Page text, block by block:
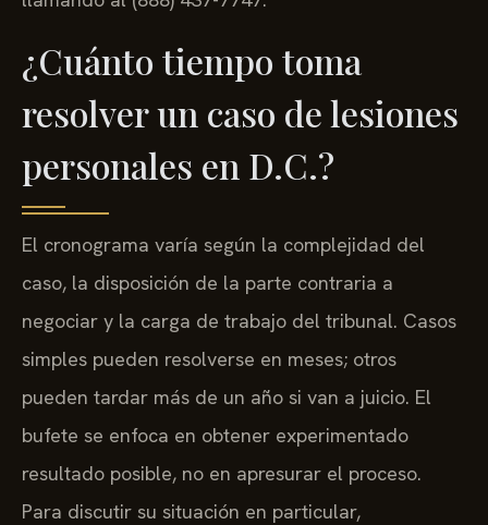
¿Cuánto tiempo toma
resolver un caso de lesiones
personales en D.C.?
El cronograma varía según la complejidad del
caso, la disposición de la parte contraria a
negociar y la carga de trabajo del tribunal. Casos
simples pueden resolverse en meses; otros
pueden tardar más de un año si van a juicio. El
bufete se enfoca en obtener experimentado
resultado posible, no en apresurar el proceso.
Para discutir su situación en particular,